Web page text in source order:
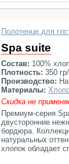
Полотенце для
Spa suite
Состав: 100%
Плотность: 350
Производство:
Материалы:
Скидка не
Премиум-серия
двусторонние
бордюра.
натуральных
хлопок обладает